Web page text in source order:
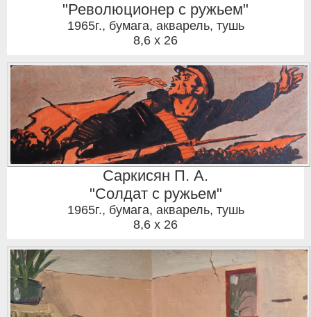
"Революционер с ружьем"
1965г., бумага, акварель, тушь
8,6 x 26
Саркисян П. А.
"Солдат с ружьем"
1965г., бумага, акварель, тушь
8,6 x 26